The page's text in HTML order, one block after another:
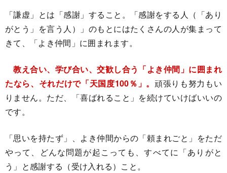
「謙虚」とは「感謝」すること。「感謝をする人（「あり
がとう」を言う人）」のもとにはたくさんの人が集まって
きて、「よき仲間」に囲まれます。
教え合い、学び合い、交歓し合う「よき仲間」に囲まれ
たなら、それだけで「天国度100％」。 頑張りも努力もい
りません。ただ、「喜ばれること」を続けていけばいいの
です。
「思いを持たず」、よき仲間からの「頼まれごと」をただ
やって、どんな問題が起こっても、すべてに「ありがと
う」と感謝する（受け入れる）こと。